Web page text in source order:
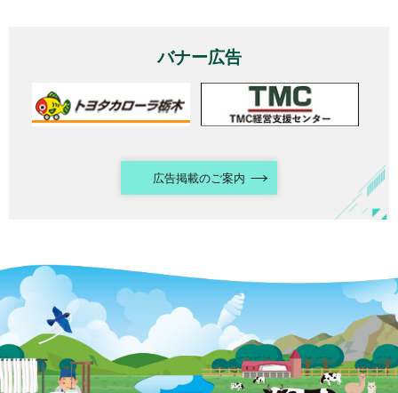
バナー広告
広告掲載のご案内